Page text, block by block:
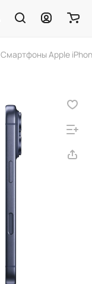
Смартфоны Apple